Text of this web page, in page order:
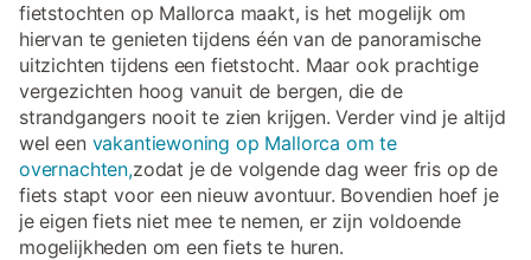
fietstochten op Mallorca maakt, is het mogelijk om
hiervan te genieten tijdens één van de panoramische
uitzichten tijdens een fietstocht. Maar ook prachtige
vergezichten hoog vanuit de bergen, die de
strandgangers nooit te zien krijgen. Verder vind je altijd
wel een vakantiewoning op Mallorca om te
overnachten,zodat je de volgende dag weer fris op de
fiets stapt voor een nieuw avontuur. Bovendien hoef je
je eigen fiets niet mee te nemen, er zijn voldoende
mogelijkheden om een fiets te huren.